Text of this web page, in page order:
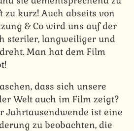
zu kurz! Auch abseits von
& Co wird uns auf der
steriler, langweiliger und
Man hat dem Film
dass sich unsere
Welt auch im Film zeigt?
Jahrtausendwende ist eine
zu beobachten, die